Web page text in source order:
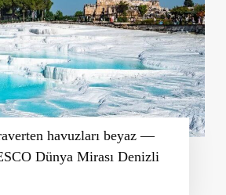
havuzları beyaz —
Dünya Mirası Denizli